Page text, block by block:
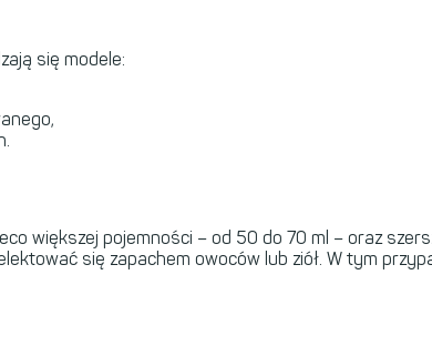
się modele:
większej pojemności – od 50 do 70 ml – oraz
się zapachem owoców lub ziół. W tym